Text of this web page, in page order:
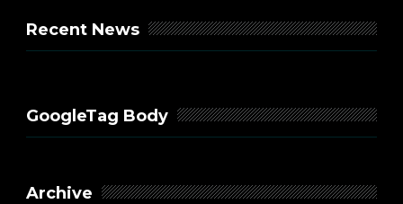
Recent News
GoogleTag Body
Archive